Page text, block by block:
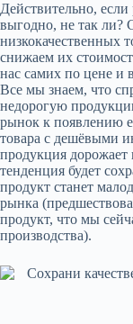
Действительно, если
выгодно, не так ли?
низкокачественных
снижаем их
нас самих по цене и
Все мы знаем, что
недорогую
рынок к появлению
товара с дешёвыми
продукция дорожает
тенденция будет
продукт станет
рынка
продукт, что мы
производства).